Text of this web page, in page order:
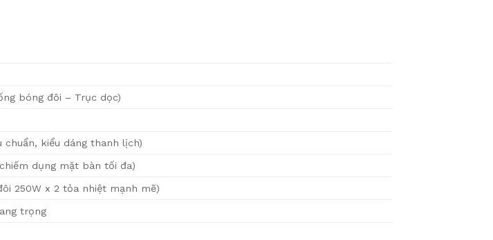
bóng đôi – Trục dọc)
chuẩn, kiểu dáng thanh lịch)
dụng mặt bàn tối đa)
250W x 2 tỏa nhiệt mạnh mẽ)
trọng